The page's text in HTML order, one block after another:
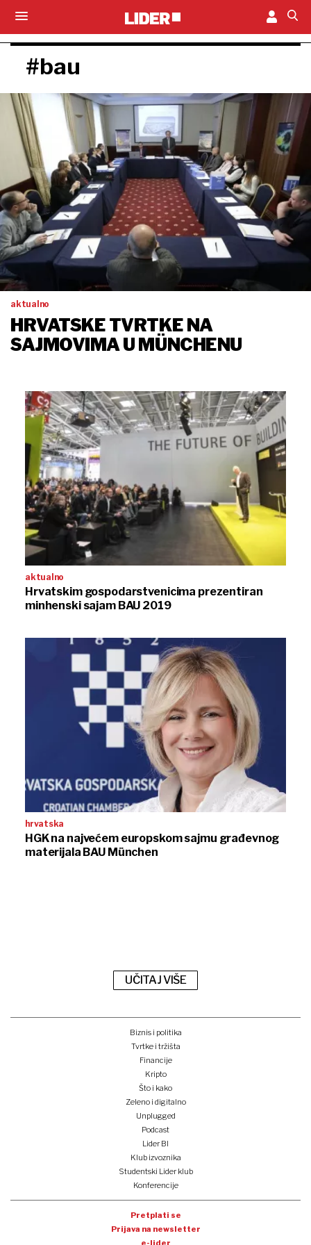
#bau
aktualno
HRVATSKE TVRTKE NA
SAJMOVIMA U MÜNCHENU
aktualno
Hrvatskim gospodarstvenicima prezentiran
minhenski sajam BAU 2019
hrvatska
HGK na najvećem europskom sajmu građevnog
materijala BAU München
UČITAJ VIŠE
Biznis i politika
Tvrtke i tržišta
Financije
Kripto
Što i kako
Zeleno i digitalno
Unplugged
Podcast
Lider BI
Klub izvoznika
Studentski Lider klub
Konferencije
Pretplati se
Prijava na newsletter
e-lider